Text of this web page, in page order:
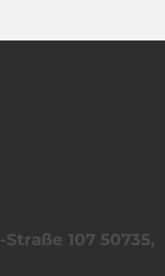
107 50735,